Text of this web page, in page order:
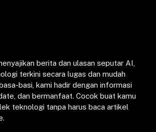
berita dan ulasan seputar AI,
terkini secara lugas dan mudah
basi, kami hadir dengan informasi
dan bermanfaat. Cocok buat kamu
teknologi tanpa harus baca artikel